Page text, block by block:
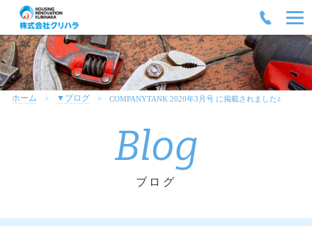
ホーム ▼ブログ COMPANYTANK 2020年3月号 に掲載されました♪
Blog
ブログ